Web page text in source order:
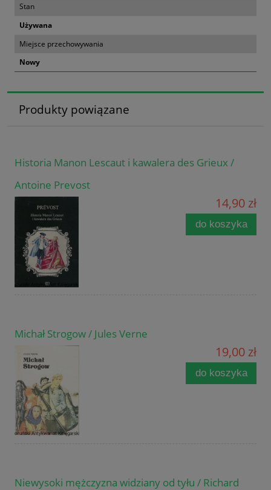
Stan
Używana
Miejsce przechowywania
Nowy
Produkty powiązane
Historia Manon Lescaut i kawalera des Grieux /
Antoine Prevost
14,90 zł
do koszyka
Michał Strogow / Jules Verne
19,00 zł
do koszyka
Niewysoki mężczyzna widziany od tyłu / Richard